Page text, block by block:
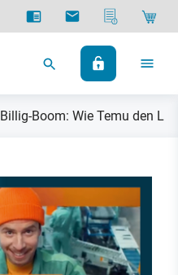
Billig-Boom: Wie Temu den